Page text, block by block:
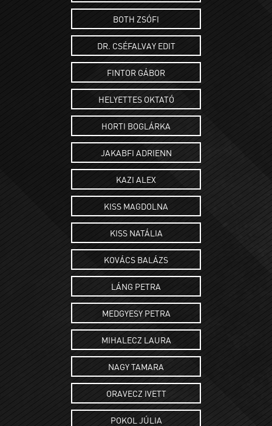
BOTH ZSÓFI
DR. CSÉFALVAY EDIT
FINTOR GÁBOR
HELYETTES OKTATÓ
HORTI BOGLÁRKA
JAKABFI ADRIENN
KAZI ALEX
KISS MAGDOLNA
KISS NATÁLIA
KOVÁCS BALÁZS
LÁNG PETRA
MEDGYESY PETRA
MIHALECZ LAURA
NAGY TAMARA
ORAVECZ IVETT
POKOL JÚLIA